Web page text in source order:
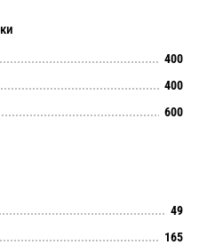
400
400
600
49
165